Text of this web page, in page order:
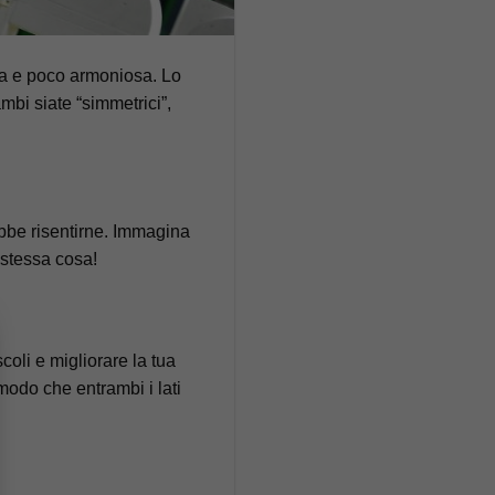
e poco armoniosa. Lo
siate “simmetrici”,
risentirne. Immagina
cosa!
e migliorare la tua
che entrambi i lati